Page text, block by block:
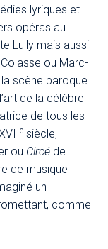
lyriques et
opéras au
Lully mais aussi
ou Marc-
scène baroque
de la célèbre
de tous les
e siècle,
ou Circé de
de musique
un
comme